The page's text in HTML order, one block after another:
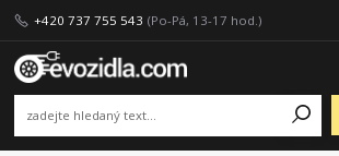
+420 737 755 543 (Po-Pá, 13-17 hod.)